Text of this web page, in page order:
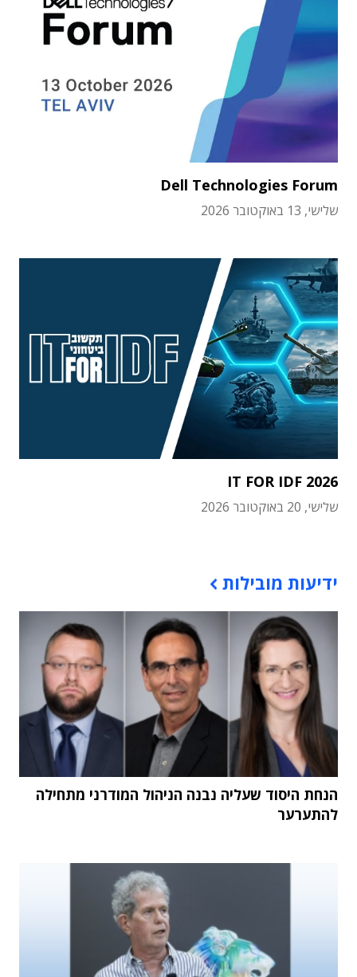
Dell Technologies Forum
שלישי, 13 באוקטובר 2026
IT FOR IDF 2026
שלישי, 20 באוקטובר 2026
ידיעות מובילות
הנחת היסוד שעליה נבנה הניהול המודרני מתחילה
להתערער